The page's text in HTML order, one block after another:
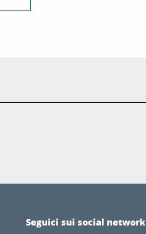
Seguici sui social network